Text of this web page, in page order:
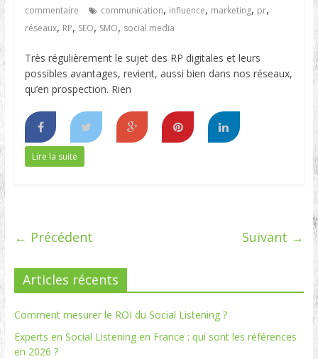
commentaire
communication, influence, marketing, pr,
réseaux, RP, SEO, SMO, social media
Très régulièrement le sujet des RP digitales et leurs
possibles avantages, revient, aussi bien dans nos réseaux,
qu’en prospection. Rien
Lire la suite
← Précédent Suivant →
Articles récents
Comment mesurer le ROI du Social Listening ?
Experts en Social Listening en France : qui sont les références
en 2026 ?